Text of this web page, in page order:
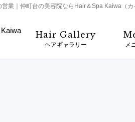
業｜仲町台の美容院ならHair＆Spa Kaiwa（カ
Hair Gallery
ヘアギャラリー メ